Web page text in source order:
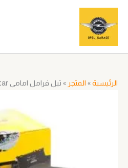
تخطي
المحتوى
الرئيسية» المتجر » تيل فرامل امامى Textar اوبل انسجنيا A